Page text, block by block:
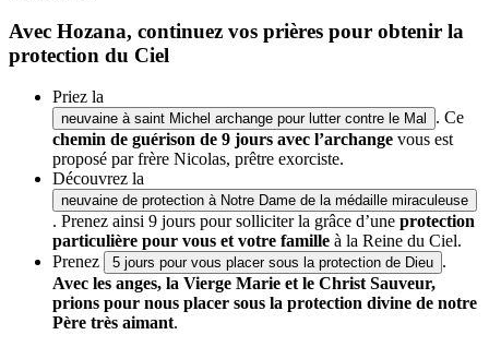
Avec Hozana, continuez vos prières pour obtenir la
protection du Ciel
Priez la
neuvaine à saint Michel archange pour lutter contre le Mal
. Ce
chemin de guérison de 9 jours avec l’archange vous est
proposé par frère Nicolas, prêtre exorciste.
Découvrez la
neuvaine de protection à Notre Dame de la médaille miraculeuse
. Prenez ainsi 9 jours pour solliciter la grâce d’une protection
particulière pour vous et votre famille à la Reine du Ciel.
Prenez
5 jours pour vous placer sous la protection de Dieu .
Avec les anges, la Vierge Marie et le Christ Sauveur,
prions pour nous placer sous la protection divine de notre
Père très aimant.